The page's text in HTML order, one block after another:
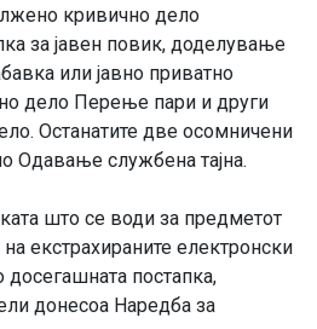
кривично дело
за јавен повик, доделување
или јавно приватно
дело Перење пари и други
Останатите две осомничени
Одавање службена тајна.
што се води за предметот
екстрахираните електронски
постапка,
донесоа Наредба за